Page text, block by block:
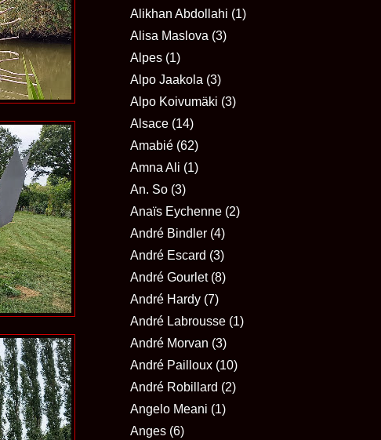
Alikhan Abdollahi (1)
Alisa Maslova (3)
Alpes (1)
Alpo Jaakola (3)
Alpo Koivumäki (3)
Alsace (14)
Amabié (62)
Amna Ali (1)
An. So (3)
Anaïs Eychenne (2)
André Bindler (4)
André Escard (3)
André Gourlet (8)
André Hardy (7)
André Labrousse (1)
André Morvan (3)
André Pailloux (10)
André Robillard (2)
Angelo Meani (1)
Anges (6)